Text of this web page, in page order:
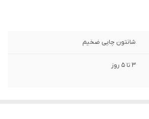
شانتون چاپی ضخیم
3 تا 5 روز